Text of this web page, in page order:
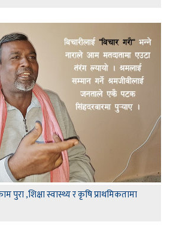
,शिक्षा स्वास्थ्य र कृषि प्राथमिकतामा